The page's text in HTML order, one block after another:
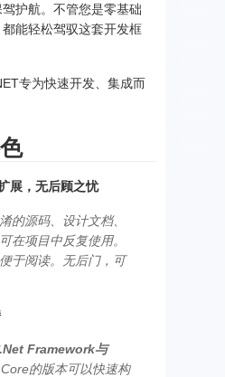
护航。不管您是零基础
能轻松驾驭这套开发框
展，无后顾之忧
的源码、设计文档、
在项目中反复使用。
于阅读。无后门，可
Framework与
Core的版本可以快速构